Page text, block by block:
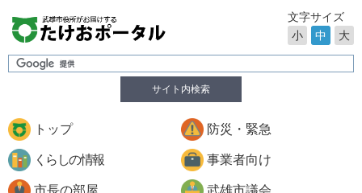
サイト内検索
文字サイズ
小
中 大
トップ 防災・緊急
くらしの情報 事業者向け
市長の部屋 武雄市議会